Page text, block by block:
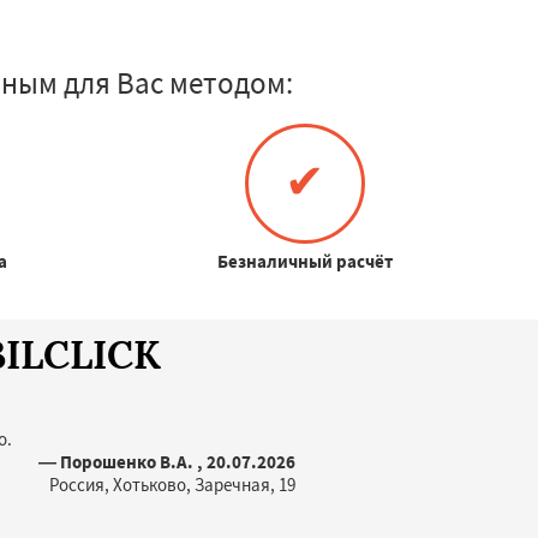
для Вас методом:
✔
Безналичный расчёт
— Порошенко В.А. , 20.07.2026
Россия, Хотьково, Заречная, 19